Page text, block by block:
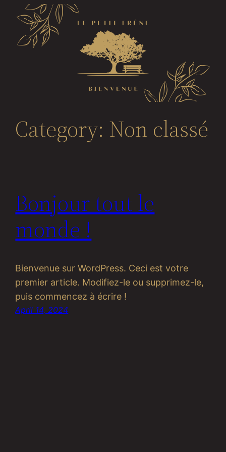
content
Category: Non classé
Bonjour tout le
monde !
Bienvenue sur WordPress. Ceci est votre
premier article. Modifiez-le ou supprimez-le,
puis commencez à écrire !
April 14, 2024